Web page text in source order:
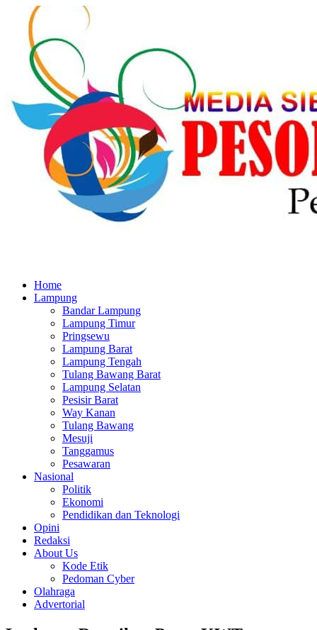
Home
Lampung
Bandar Lampung
Lampung Timur
Pringsewu
Lampung Barat
Lampung Tengah
Tulang Bawang Barat
Lampung Selatan
Pesisir Barat
Way Kanan
Tulang Bawang
Mesuji
Tanggamus
Pesawaran
Nasional
Politik
Ekonomi
Pendidikan dan Teknologi
Opini
Redaksi
About Us
Kode Etik
Pedoman Cyber
Olahraga
Advertorial